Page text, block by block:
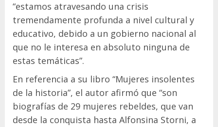
“estamos atravesando una crisis
tremendamente profunda a nivel cultural y
educativo, debido a un gobierno nacional al
que no le interesa en absoluto ninguna de
estas temáticas”.
En referencia a su libro “Mujeres insolentes
de la historia”, el autor afirmó que “son
biografías de 29 mujeres rebeldes, que van
desde la conquista hasta Alfonsina Storni, a